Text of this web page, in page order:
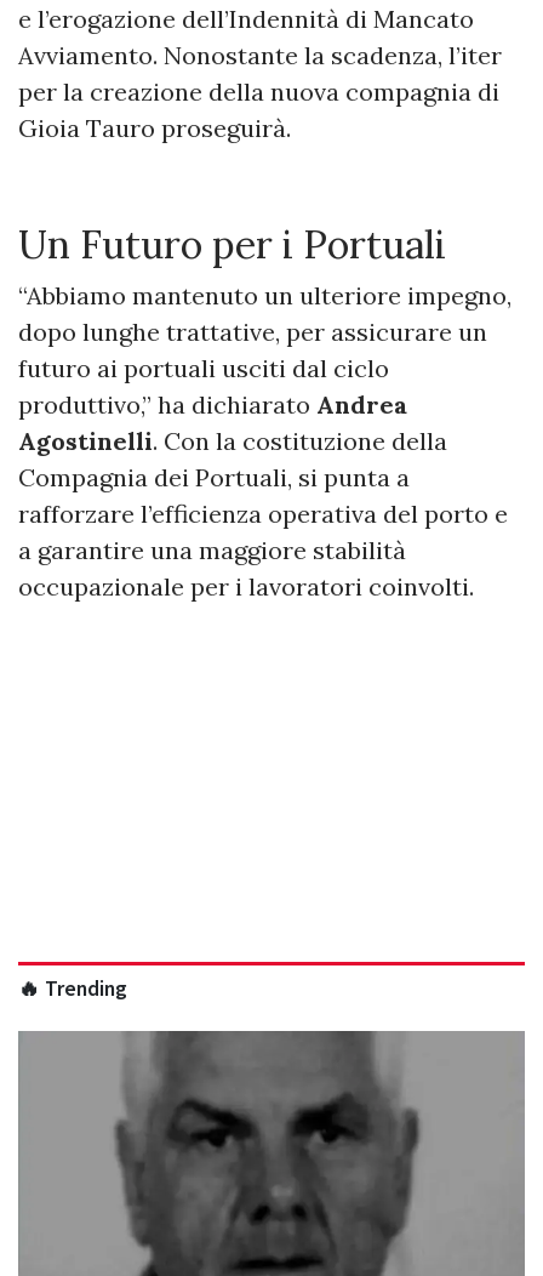
e l’erogazione dell’Indennità di Mancato
Avviamento. Nonostante la scadenza, l’iter
per la creazione della nuova compagnia di
Gioia Tauro proseguirà.
Un Futuro per i Portuali
“Abbiamo mantenuto un ulteriore impegno,
dopo lunghe trattative, per assicurare un
futuro ai portuali usciti dal ciclo
produttivo,” ha dichiarato Andrea
Agostinelli. Con la costituzione della
Compagnia dei Portuali, si punta a
rafforzare l’efficienza operativa del porto e
a garantire una maggiore stabilità
occupazionale per i lavoratori coinvolti.
🔥 Trending